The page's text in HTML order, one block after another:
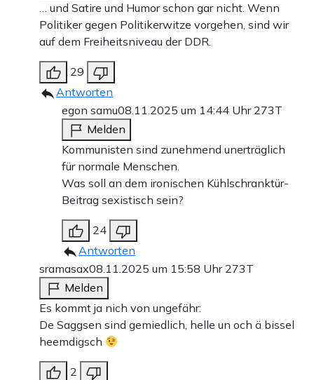
… und Satire und Humor schon gar nicht. Wenn
Politiker gegen Politikerwitze vorgehen, sind wir
auf dem Freiheitsniveau der DDR.
29
Antworten
egon samu08.11.2025 um 14:44 Uhr 273T
Melden
Kommunisten sind zunehmend unerträglich
für normale Menschen.
Was soll an dem ironischen Kühlschranktür-
Beitrag sexistisch sein?
24
Antworten
sramasax08.11.2025 um 15:58 Uhr 273T
Melden
Es kommt ja nich von ungefähr:
De Saggsen sind gemiedlich, helle un och ä bissel
heemdigsch
2